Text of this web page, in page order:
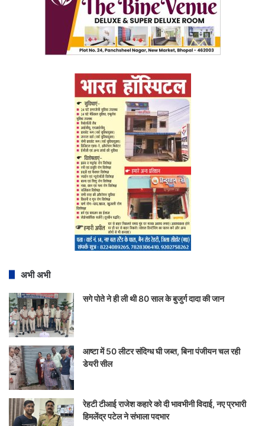
अभी अभी
सगे पोते ने ही ली थी 80 साल के बुजुर्ग दादा की जान
आष्टा में 50 लीटर संदिग्ध घी जब्त, बिना पंजीयन चल रही
डेयरी सील
रेहटी टीआई राजेश कहारे को दी भावभीनी विदाई, नए प्रभारी
हिमलेंद्र पटेल ने संभाला पदभार